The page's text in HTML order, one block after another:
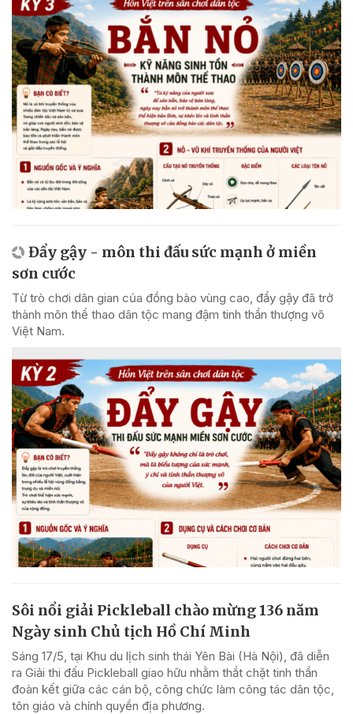
Đẩy gậy - môn thi đấu sức mạnh ở miền
sơn cước
Từ trò chơi dân gian của đồng bào vùng cao, đẩy gậy đã trở
thành môn thể thao dân tộc mang đậm tinh thần thượng võ
Việt Nam.
Sôi nổi giải Pickleball chào mừng 136 năm
Ngày sinh Chủ tịch Hồ Chí Minh
Sáng 17/5, tại Khu du lịch sinh thái Yên Bài (Hà Nội), đã diễn
ra Giải thi đấu Pickleball giao hữu nhằm thắt chặt tinh thần
đoàn kết giữa các cán bộ, công chức làm công tác dân tộc,
tôn giáo và chính quyền địa phương.